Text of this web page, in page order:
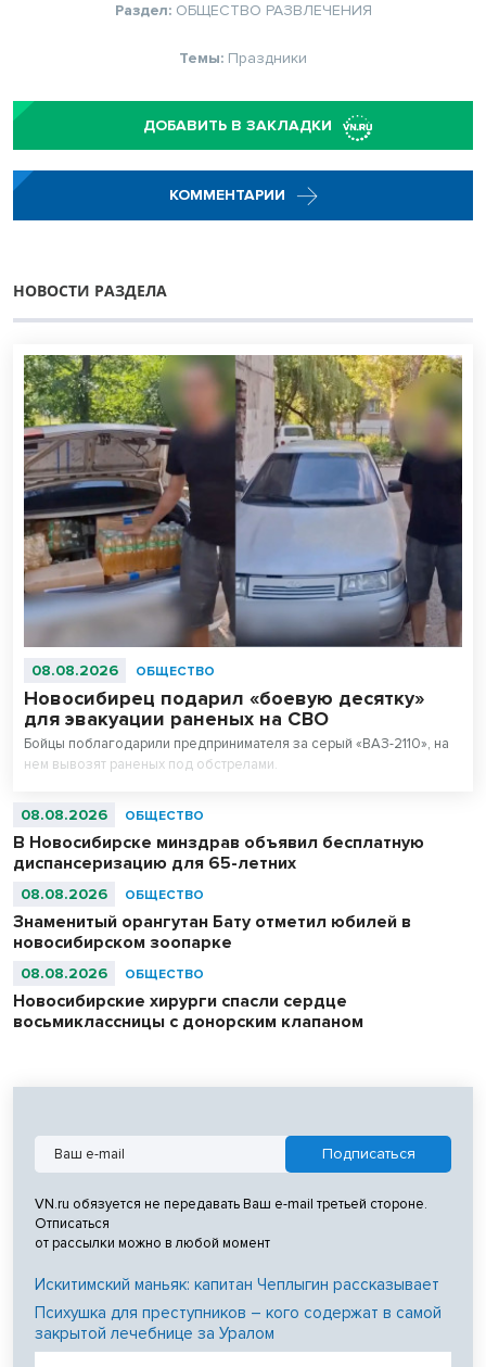
Раздел: ОБЩЕСТВО РАЗВЛЕЧЕНИЯ
Темы: Праздники
ДОБАВИТЬ В ЗАКЛАДКИ
КОММЕНТАРИИ
НОВОСТИ РАЗДЕЛА
08.08.2026 ОБЩЕСТВО
Новосибирец подарил «боевую десятку»
для эвакуации раненых на СВО
Бойцы поблагодарили предпринимателя за серый «ВАЗ-2110», на
нем вывозят раненых под обстрелами.
08.08.2026 ОБЩЕСТВО
В Новосибирске минздрав объявил бесплатную
диспансеризацию для 65-летних
08.08.2026 ОБЩЕСТВО
Знаменитый орангутан Бату отметил юбилей в
новосибирском зоопарке
08.08.2026 ОБЩЕСТВО
Новосибирские хирурги спасли сердце
восьмиклассницы с донорским клапаном
VN.ru обязуется не передавать Ваш e-mail третьей стороне.
Отписаться
от рассылки можно в любой момент
Искитимский маньяк: капитан Чеплыгин рассказывает
Психушка для преступников – кого содержат в самой
закрытой лечебнице за Уралом